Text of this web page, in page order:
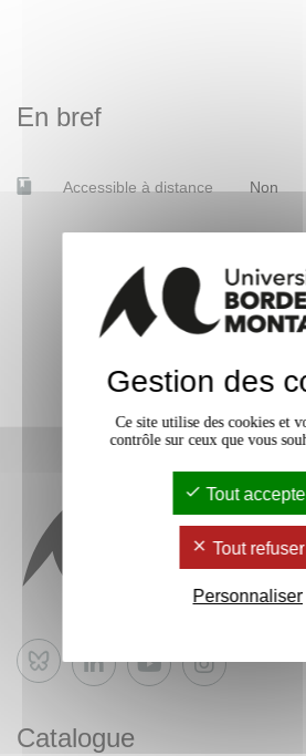
En bref
Accessible à distance Non
Bluesky
Catalogue
Gestion des
Ce site utilise des cookies et
contrôle sur ceux que vous
Tout
Tout refuser
Personnaliser